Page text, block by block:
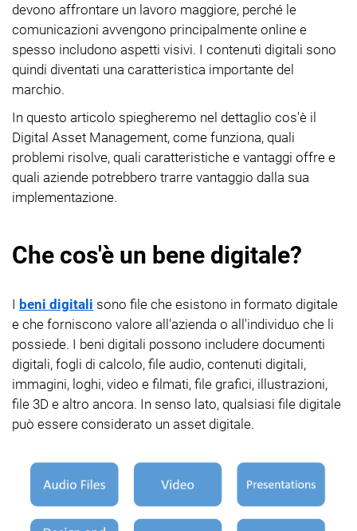
devono affrontare un lavoro maggiore, perché le
comunicazioni avvengono principalmente online e
spesso includono aspetti visivi. I contenuti digitali sono
quindi diventati una caratteristica importante del
marchio.
In questo articolo spiegheremo nel dettaglio cos'è il
Digital Asset Management, come funziona, quali
problemi risolve, quali caratteristiche e vantaggi offre e
quali aziende potrebbero trarre vantaggio dalla sua
implementazione.
Che cos'è un bene digitale?
I beni digitali sono file che esistono in formato digitale
e che forniscono valore all'azienda o all'individuo che li
possiede. I beni digitali possono includere documenti
digitali, fogli di calcolo, file audio, contenuti digitali,
immagini, loghi, video e filmati, file grafici, illustrazioni,
file 3D e altro ancora. In senso lato, qualsiasi file digitale
può essere considerato un asset digitale.